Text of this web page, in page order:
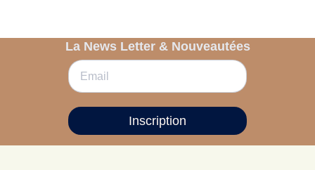
La News Letter & Nouveautées
Inscription